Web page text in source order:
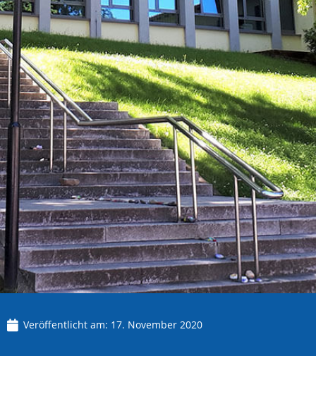
Veröffentlicht am: 17. November 2020